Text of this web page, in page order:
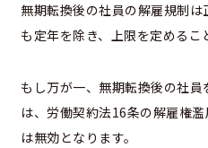
無期転換後の社員の解雇規制
も定年を除き、上限を定めるこ
もし万が一、無期転換後の社
は、労働契約法16条の解雇権
は無効となります。